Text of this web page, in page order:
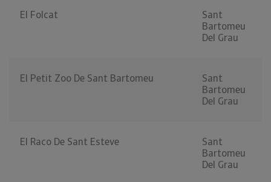
El Folcat
Sant
Bartomeu
Del Grau
El Petit Zoo De Sant Bartomeu
Sant
Bartomeu
Del Grau
El Raco De Sant Esteve
Sant
Bartomeu
Del Grau